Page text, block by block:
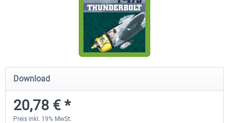
Airbus Bundle
52,33 € *
iFly Jets - The 737NG for
Download
20,78 € *
Preis inkl. 19% MwSt.